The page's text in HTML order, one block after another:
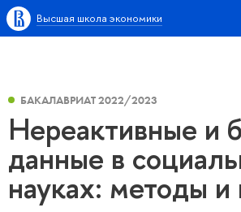
Высшая школа экономики
БАКАЛАВРИАТ 2022/2023
Нереактивные и
данные в
науках: методы